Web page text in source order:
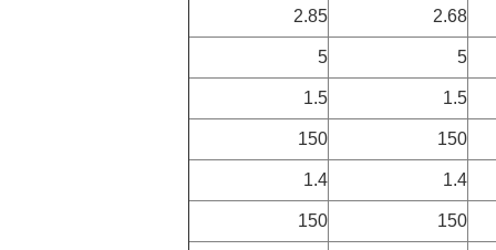
2.68
2.85
5
5
1.5
1.5
150
150
1.4
1.4
150
150